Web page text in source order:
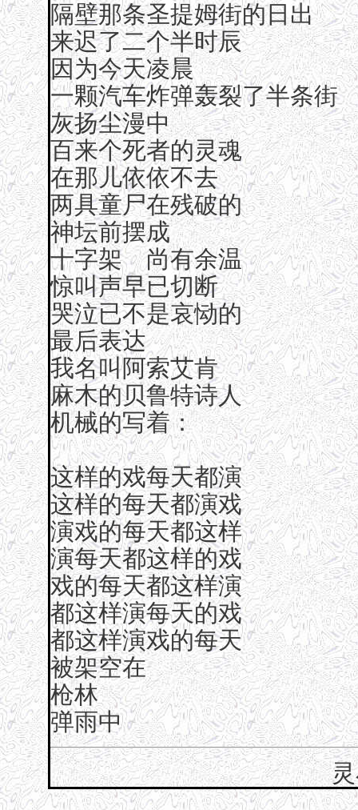
隔壁那条圣提姆街的日出
来迟了二个半时辰
因为今天凌晨
一颗汽车炸弹轰裂了半条街
灰扬尘漫中
百来个死者的灵魂
在那儿依依不去
两具童尸在残破的
神坛前摆成
十字架 尚有余温
惊叫声早已切断
哭泣已不是哀恸的
最后表达
我名叫阿索艾肯
麻木的贝鲁特诗人
机械的写着：
这样的戏每天都演
这样的每天都演戏
演戏的每天都这样
演每天都这样的戏
戏的每天都这样演
都这样演每天的戏
都这样演戏的每天
被架空在
枪林
弹雨中